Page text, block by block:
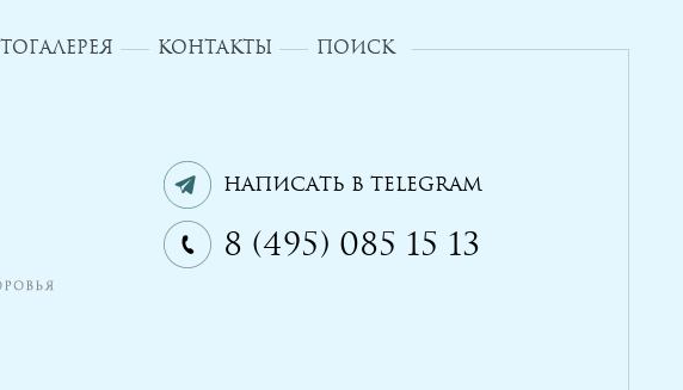
КОНТАКТЫ ПОИСК
Написать в Telegram
8 (495) 085 15 13